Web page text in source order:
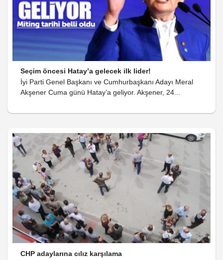
Seçim öncesi Hatay’a gelecek ilk lider!
İyi Parti Genel Başkanı ve Cumhurbaşkanı Adayı Meral
Akşener Cuma günü Hatay’a geliyor. Akşener, 24...
CHP adaylarına cılız karşılama